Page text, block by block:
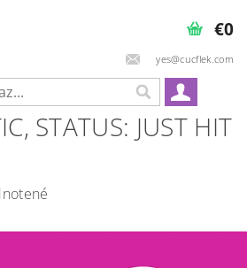
yes@cucflek.com
€0
STATUS: JUST HIT